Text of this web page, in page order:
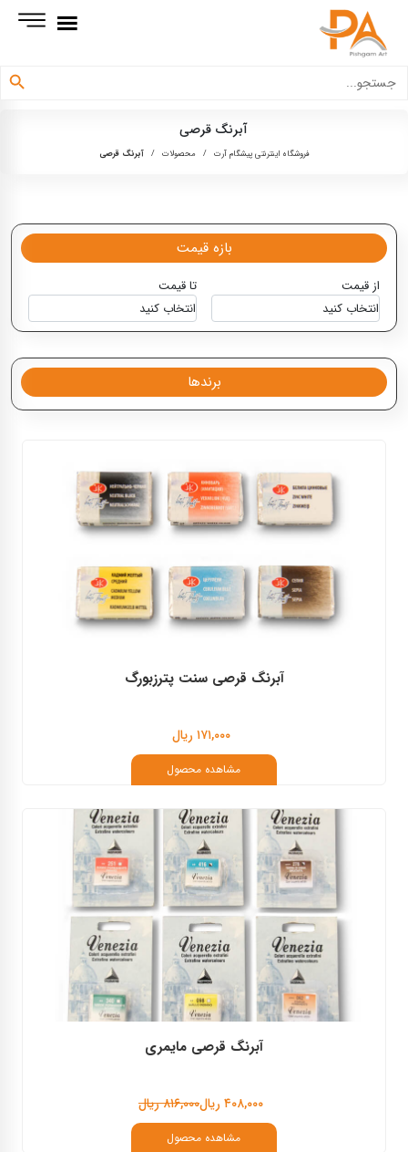
برای:
دکمه جستجو
آبرنگ قرصی
فروشگاه اینترنتی پیشگام آرت / محصولات / آبرنگ قرصی
بازه قیمت
از قیمت تا قیمت
برندها
مایمری
آبرنگ قرصی سنت پترزبورگ
۱۷۱,۰۰۰ ریال
مشاهده محصول
آبرنگ قرصی مایمری
۴۰۸,۰۰۰ ریال ۸۱۶,۰۰۰ ریال
مشاهده محصول